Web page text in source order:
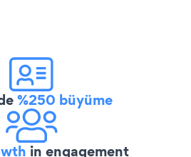
%250 büyüme
in engagement